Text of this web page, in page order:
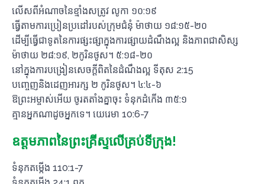
លើស​ពី​អំណាច​នៃ​ខ្មាំង​សត្រូវ លូកា ១០:១៩
ធ្វើ​តាម​ការ​ប្រៀនប្រដៅ​របស់​ក្រុមជំនុំ ម៉ាថាយ ១៨:១៥-២០
ដើម្បី​ធ្វើ​ជា​ទូត​នៃ​ការ​ផ្សះផ្សា​ក្នុង​ការ​ផ្សាយ​ដំណឹង​ល្អ និង​ភាព​ជា​សិស្ស
ម៉ាថាយ ២៨:១៩, ២កូរិនថូស។ ៥:១៨​-​២០
នៅក្នុង​ការបង្រៀន​សេចក្ដីពិត​នៃ​ដំណឹងល្អ ទីតុស 2:15
បញ្ចេញ​និង​ដេញ​អារក្ស ២ កូរិនថូស។ ៤:៤​-​៦
ឱ​ព្រះ‌អម្ចាស់​អើយ ចូរ​តតាំង​គ្នា​ចុះ ទំនុកដំកើង ៣៥:១
គ្មានអ្នកណាដូចអ្នកទេ។ យេរេមា 10:6-7
ឧត្តមភាពនៃព្រះគ្រីស្ទលើគ្រប់ទីក្រុង!
ទំនុកតម្កើង 110:1-7